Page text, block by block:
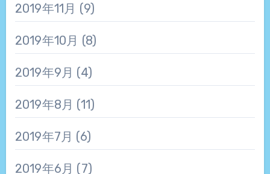
2019年11月 (9)
2019年10月 (8)
2019年9月 (4)
2019年8月 (11)
2019年7月 (6)
2019年6月 (7)